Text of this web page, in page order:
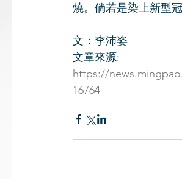
燒。倘若是染上新型
文：李沛姿
文章來源:
https://
16764